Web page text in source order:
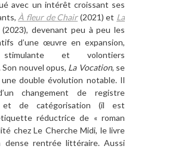
avec un intérêt croissant ses
À fleur de Chair(2021) et La
devenant peu à peu les
d’une œuvre en expansion,
stimulante et volontiers
nouvel opus, La Vocation, se
double évolution notable. Il
changement de registre
et de catégorisation (il est
réductrice de « roman
chez Le Cherche Midi, le livre
dense rentrée littéraire. Aussi